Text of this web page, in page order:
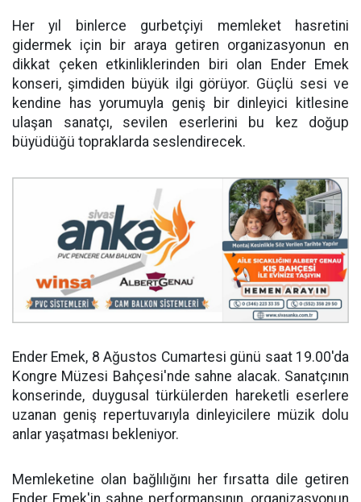
Her yıl binlerce gurbetçiyi memleket hasretini
gidermek için bir araya getiren organizasyonun en
dikkat çeken etkinliklerinden biri olan Ender Emek
konseri, şimdiden büyük ilgi görüyor. Güçlü sesi ve
kendine has yorumuyla geniş bir dinleyici kitlesine
ulaşan sanatçı, sevilen eserlerini bu kez doğup
büyüdüğü topraklarda seslendirecek.
Ender Emek, 8 Ağustos Cumartesi günü saat 19.00'da
Kongre Müzesi Bahçesi'nde sahne alacak. Sanatçının
konserinde, duygusal türkülerden hareketli eserlere
uzanan geniş repertuvarıyla dinleyicilere müzik dolu
anlar yaşatması bekleniyor.
Memleketine olan bağlılığını her fırsatta dile getiren
Ender Emek'in sahne performansının, organizasyonun